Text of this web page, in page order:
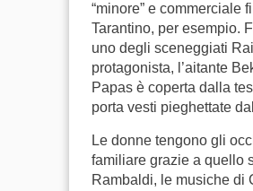
“minore” e commerciale
Tarantino, per esempio.
uno degli sceneggiati
protagonista, l’aitante
Papas è coperta dalla
porta vesti pieghettate
Le donne tengono gli
familiare grazie a quello
Rambaldi, le musiche di